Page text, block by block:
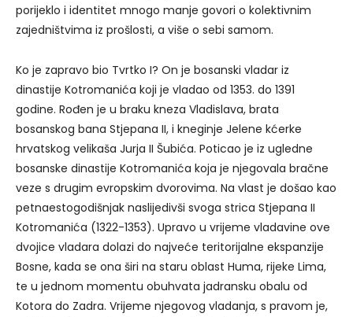
porijeklo i identitet mnogo manje govori o kolektivnim
zajedništvima iz prošlosti, a više o sebi samom.
Ko je zapravo bio Tvrtko I? On je bosanski vladar iz
dinastije Kotromanića koji je vladao od 1353. do 1391
godine. Rođen je u braku kneza Vladislava, brata
bosanskog bana Stjepana II, i kneginje Jelene kćerke
hrvatskog velikaša Jurja II Šubića. Poticao je iz ugledne
bosanske dinastije Kotromanića koja je njegovala bračne
veze s drugim evropskim dvorovima. Na vlast je došao kao
petnaestogodišnjak naslijedivši svoga strica Stjepana II
Kotromanića (1322-1353). Upravo u vrijeme vladavine ove
dvojice vladara dolazi do najveće teritorijalne ekspanzije
Bosne, kada se ona širi na staru oblast Huma, rijeke Lima,
te u jednom momentu obuhvata jadransku obalu od
Kotora do Zadra. Vrijeme njegovog vladanja, s pravom je,